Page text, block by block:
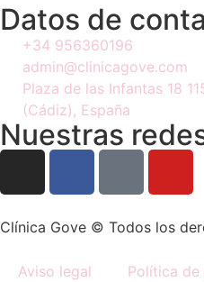
Datos de
+34 956360196
admin@clinicagove.com
Plaza de las Infantas 18
(Cádiz), España
Nuestras
Clínica Gove © Todos los
Aviso legal Política